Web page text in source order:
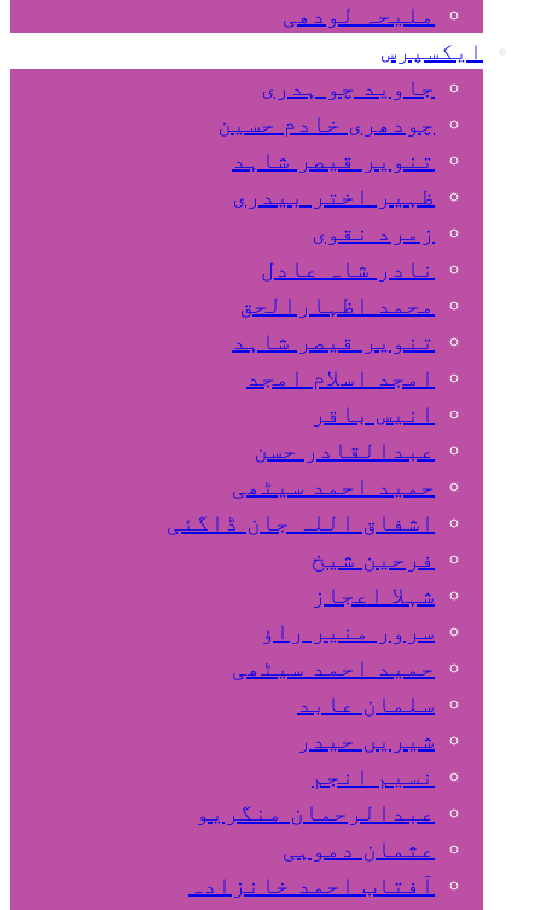
ملیحہ لودھی
ایکسپرس
جاوید چو ہدری
چودھری خادم حسین
تنویر قیصر شاہد
ظہیر اختر بیدری
زمرد نقوی
نادر شاہ عادل
محمد اظہارالحق
تنویر قیصر شاہد
امجد اسلام امجد
انیس باقر
عبدالقادر حسن
حمید احمد سیٹھی
اشفاق اللہ جان ڈاگئی
فرحین شیخ
شہلا اعجاز
سرور منیر راؤ
حمید احمد سیٹھی
سلمان عابد
شیریں حیدر
نسیم انجم
عبدالرحمان منگریو
عثمان دموہی
آفتاب احمد خانزادہ